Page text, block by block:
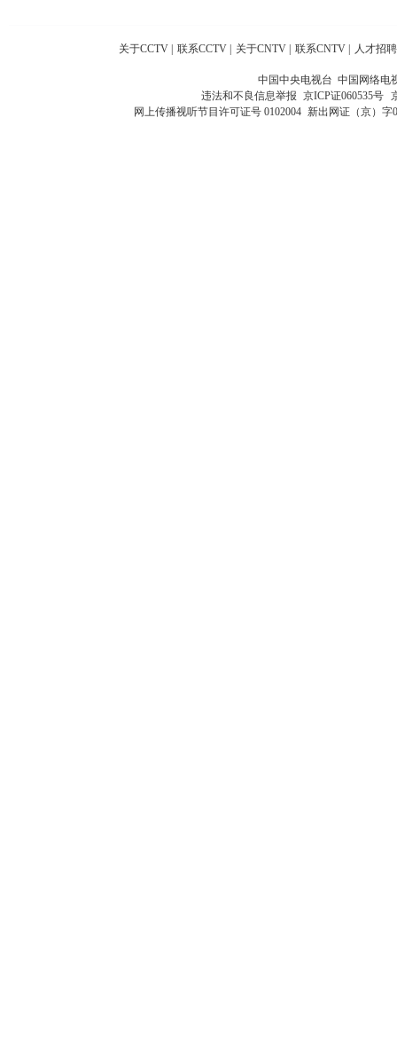
关于CCTV | 联系CCTV | 关于CNTV | 联系CNTV | 人才招聘
中国中央电视台 中国网络电
违法和不良信息举报 京ICP证060535号
网上传播视听节目许可证号 0102004 新出网证（京）